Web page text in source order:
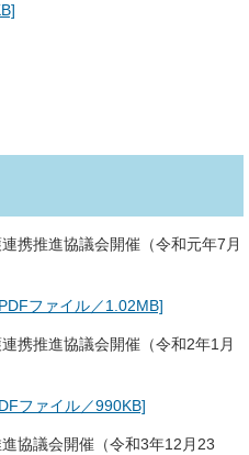
携推進協議会開催（令和元年7月
ファイル／1.02MB]
携推進協議会開催（令和2年1月
ファイル／990KB]
協議会開催（令和3年12月23